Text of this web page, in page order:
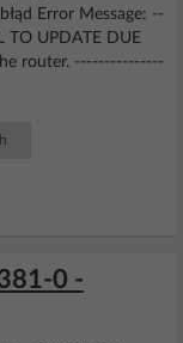
Error Message: --
TO UPDATE DUE
router. ---------------
0 -